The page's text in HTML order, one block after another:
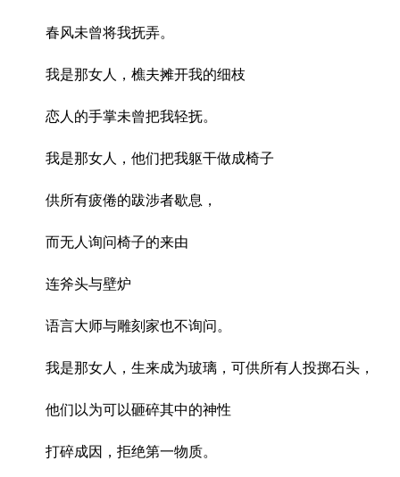
春风未曾将我抚弄。
我是那女人，樵夫摊开我的细枝
恋人的手掌未曾把我轻抚。
我是那女人，他们把我躯干做成椅子
供所有疲倦的跋涉者歇息，
而无人询问椅子的来由
连斧头与壁炉
语言大师与雕刻家也不询问。
我是那女人，生来成为玻璃，可供所有人投掷石头，
他们以为可以砸碎其中的神性
打碎成因，拒绝第一物质。